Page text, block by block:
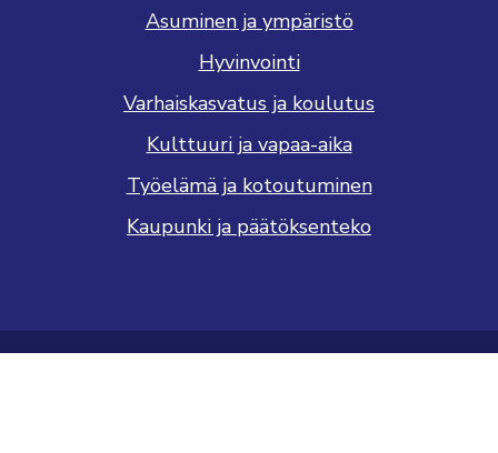
Asuminen ja ympäristö
Hyvinvointi
Varhaiskasvatus ja koulutus
Kulttuuri ja vapaa-aika
Työelämä ja kotoutuminen
Kaupunki ja päätöksenteko